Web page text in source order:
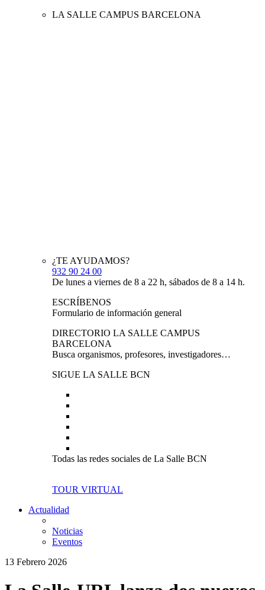
LA SALLE CAMPUS BARCELONA
¿TE AYUDAMOS?
932 90 24 00
De lunes a viernes de 8 a 22 h, sábados de 8 a 14 h.
ESCRÍBENOS
Formulario de información general
DIRECTORIO LA SALLE CAMPUS
BARCELONA
Busca organismos, profesores, investigadores…
SIGUE LA SALLE BCN
Todas las redes sociales de La Salle BCN
TOUR VIRTUAL
Actualidad
Noticias
Eventos
13 Febrero 2026